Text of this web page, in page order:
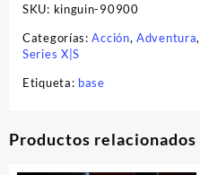
SKU: kinguin-90900
Categorías:Acción,Adventura,
Series X|S
Etiqueta: base
Productos relacionados